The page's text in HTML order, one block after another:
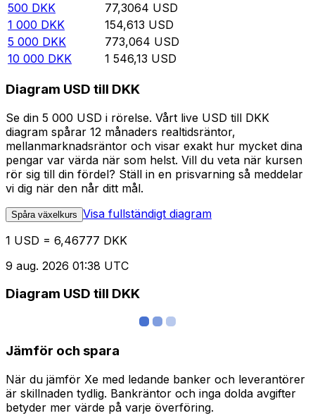
500 DKK 77,3064 USD
1 000 DKK 154,613 USD
5 000 DKK 773,064 USD
10 000 DKK 1 546,13 USD
Diagram USD till DKK
Se din 5 000 USD i rörelse. Vårt live USD till DKK
diagram spårar 12 månaders realtidsräntor,
mellanmarknadsräntor och visar exakt hur mycket dina
pengar var värda när som helst. Vill du veta när kursen
rör sig till din fördel? Ställ in en prisvarning så meddelar
vi dig när den når ditt mål.
Spåra växelkurs Visa fullständigt diagram
1 USD = 6,46777 DKK
9 aug. 2026 01:38 UTC
Diagram USD till DKK
Jämför och spara
När du jämför Xe med ledande banker och leverantörer
är skillnaden tydlig. Bankräntor och inga dolda avgifter
betyder mer värde på varje överföring.